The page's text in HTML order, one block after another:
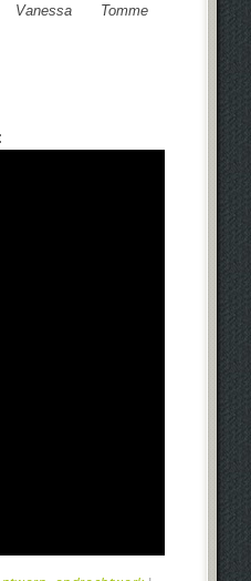
Vanessa Tomme